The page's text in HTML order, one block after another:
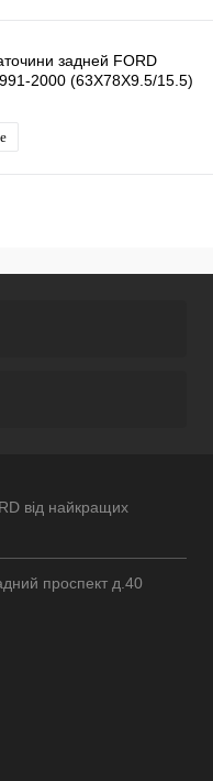
задней FORD
2000 (63X78X9.5/15.5)
від найкращих
проспект д.40